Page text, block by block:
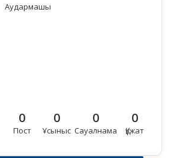
Аудармашы
0
Пост
0
Ұсыныс
0
Сауалнама
0
Құжат